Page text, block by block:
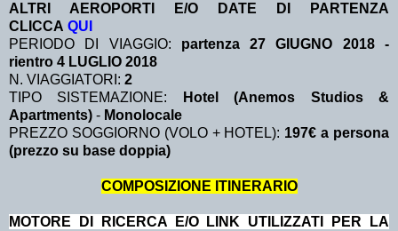
ALTRI AEROPORTI E/O DATE DI PARTENZA
CLICCA QUI
PERIODO DI VIAGGIO: partenza 27 GIUGNO 2018 -
rientro 4 LUGLIO 2018
N. VIAGGIATORI: 2
TIPO SISTEMAZIONE:
Hotel (Anemos Studios &
Apartments) - Monolocale
PREZZO SOGGIORNO (VOLO + HOTEL): 197€ a persona
(prezzo su base doppia)
COMPOSIZIONE ITINERARIO
MOTORE DI RICERCA E/O LINK UTILIZZATI PER LA